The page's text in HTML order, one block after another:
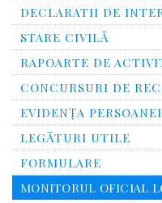
DECLARATII DE
STARE CIVILĂ
RAPOARTE DE
CONCURSURI DE
EVIDENȚA
LEGĂTURI UTILE
FORMULARE
MONITORUL OFICIAL